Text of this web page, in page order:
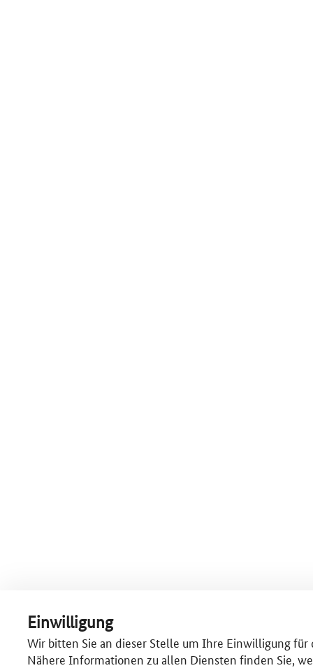
Einwilligung
Wir bitten Sie an dieser Stelle um Ihre Einwilligung für
Nähere Informationen zu allen Diensten finden Sie,